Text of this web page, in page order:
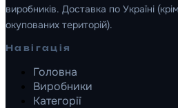
виробників. Доставка по Україні
окупованих територій).
Навігація
Головна
Виробники
Категорії